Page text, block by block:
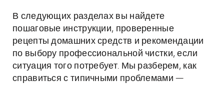
В следующих разделах вы найдете
пошаговые инструкции, проверенные
рецепты домашних средств и рекомендации
по выбору профессиональной чистки, если
ситуация того потребует. Мы разберем, как
справиться с типичными проблемами —